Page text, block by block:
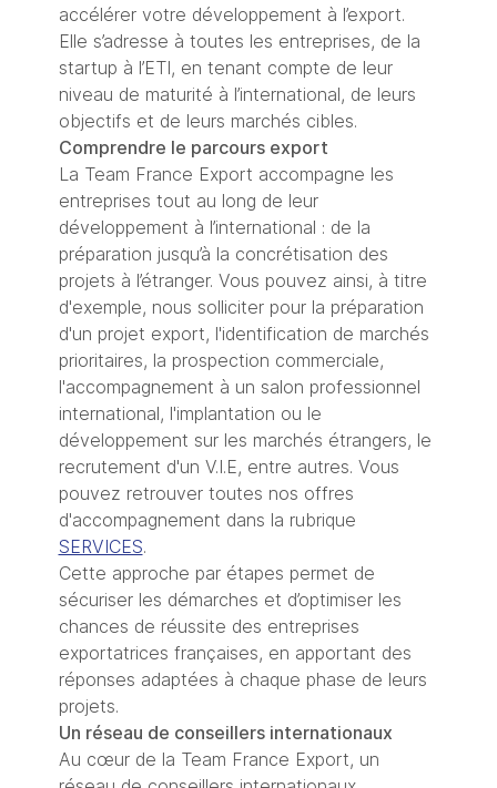
accélérer votre développement à l’export.
Elle s’adresse à toutes les entreprises, de la
startup à l’ETI, en tenant compte de leur
niveau de maturité à l’international, de leurs
objectifs et de leurs marchés cibles.
Comprendre le parcours export
La Team France Export accompagne les
entreprises tout au long de leur
développement à l’international : de la
préparation jusqu’à la concrétisation des
projets à l’étranger. Vous pouvez ainsi, à titre
d'exemple, nous solliciter pour la préparation
d'un projet export, l'identification de marchés
prioritaires, la prospection commerciale,
l'accompagnement à un salon professionnel
international, l'implantation ou le
développement sur les marchés étrangers, le
recrutement d'un V.I.E, entre autres. Vous
pouvez retrouver toutes nos offres
d'accompagnement dans la rubrique
SERVICES.
Cette approche par étapes permet de
sécuriser les démarches et d’optimiser les
chances de réussite des entreprises
exportatrices françaises, en apportant des
réponses adaptées à chaque phase de leurs
projets.
Un réseau de conseillers internationaux
Au cœur de la Team France Export, un